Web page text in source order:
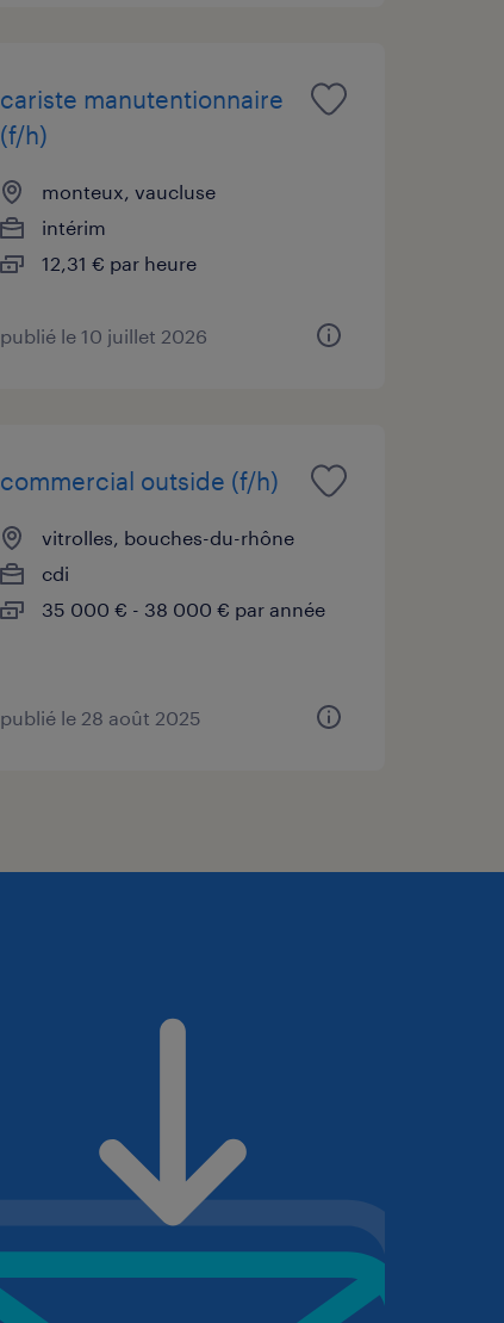
cariste manutentionnaire
(f/h)
monteux, vaucluse
intérim
12,31 € par heure
publié le 10 juillet 2026
commercial outside (f/h)
vitrolles, bouches-du-rhône
cdi
35 000 € - 38 000 € par année
publié le 28 août 2025